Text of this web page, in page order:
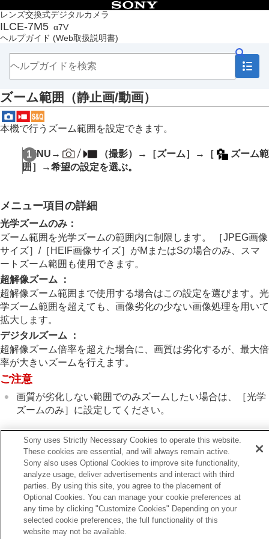
レンズ交換式デジタルカメラ
ILCE-7M5 α7V
ヘルプガイド (Web取扱説明書)
目次
トップページ
ヘルプガイドの使いかた
本体と付属品を確認する
本機の基本操作
準備/基本的な撮影
MENU一覧から機能を探す
撮影機能を活用する
撮影モードを選ぶ
自分撮り動画やVlog撮影に便利な機能
フォーカス機能を使う
露出/測光を調整する
ISO感度を選ぶ
ホワイトバランス
Log撮影の設定
ドライブモードを使う（連写/セルフタイマー）
セルフタイマー（動画）
インターバル撮影機能
より高画質の静止画を撮影する
画質や記録形式を設定する
タッチ機能を使う
シャッターの設定
超解像ズーム/デジタルズーム（ズーム）
ズーム範囲（静止画/動画）
リモートズームスピード（静止画/動画）
ズーム倍率について
ズームリング操作方向
フラッシュを使う
手ブレを補正する
レンズ補正 （静止画/動画）
ノイズリダクション
撮影中の画面表示を設定する
ズーム範囲 （静止画/動画）
本機で行うズーム範囲を設定できます。
MENU → （撮影）→ ［ズーム］ → ［
ズーム範
囲］
→希望の設定を選ぶ。
メニュー項目の詳細
光学ズームのみ ：
ズーム範囲を光学ズームの範囲内に制限します。
［JPEG画像
サイズ］ /［HEIF画像サイズ］ がMまたはSの場合のみ、スマ
ートズーム範囲も使用できます。
超解像ズーム ：
超解像ズーム範囲まで使用する場合はこの設定を選びます。光
学ズーム範囲を超えても、画像劣化の少ない画像処理を用いて
拡大します。
デジタルズーム ：
超解像ズーム倍率を超えた場合に、画質は劣化するが、最大倍
率が大きいズームを行えます。
ご注意
画質が劣化しない範囲でのみズームしたい場合は、
［光学
ズームのみ］ に設定してください。
関連項目
本機で使用できるズームの種類
ズーム倍率について
像ズーム/デジタルズーム（ズーム）
Sony uses Strictly Necessary Cookies to operate this website.
These cookies are essential, and will always remain active.
Sony also uses Optional Cookies to improve site functionality,
analyze usage, deliver advertisements and interact with third
parties. By using this site, you agree to the placement of
Optional Cookies. You can manage your cookie preferences at
any time by clicking "Customize Cookies" Depending on your
selected cookie preferences, the full functionality of this
website may not be available.